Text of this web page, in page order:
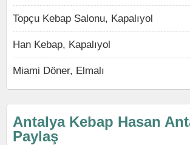
Topçu Kebap Salonu, Kapalıyol
Han Kebap, Kapalıyol
Miami Döner, Elmalı
Antalya Kebap Hasan
Paylaş